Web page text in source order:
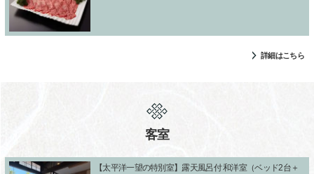
詳細はこちら
客室
【太平洋一望の特別室】露天風呂付 和洋室（ベッド2台＋